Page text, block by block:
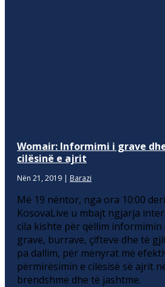
Womair: Informimi i grave
cilësinë e ajrit
Nën 21, 2019 | Barazi
Më 19 nëntor, nga ora 10:00
KosovaLive u mbajt ngjarja
cila kishte për qëllim informimin
grave, burrave, çifteve dhe të
pa dallim, për mënyrat më
përmirësimin e cilësisë së ajrit
brendshme dhe të jashtme.